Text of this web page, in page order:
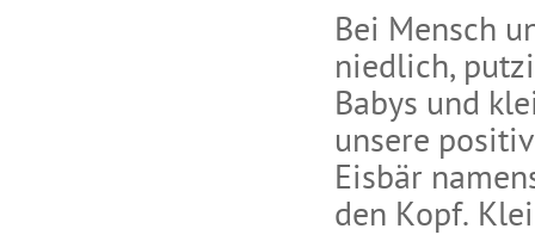
Bei Mensch
niedlich,
Babys und
unsere
Eisbär
den Kopf.